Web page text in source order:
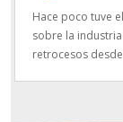
Hace poco tuve
sobre la
retrocesos